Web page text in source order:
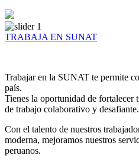
TRABAJA EN SUNAT
Trabajar en la SUNAT te permite
país.
Tienes la oportunidad de fortalecer
de trabajo colaborativo y desafiante.
Con el talento de nuestros
moderna, mejoramos nuestros
peruanos.